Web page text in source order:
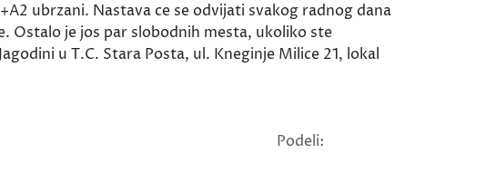
ubrzani. Nastava ce se odvijati svakog radnog dana
Ostalo je jos par slobodnih mesta, ukoliko ste
u T.C. Stara Posta, ul. Kneginje Milice 21, lokal
Podeli: